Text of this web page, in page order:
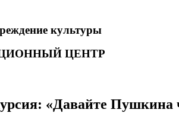
культуры
ЦЕНТР
«Давайте Пушкина